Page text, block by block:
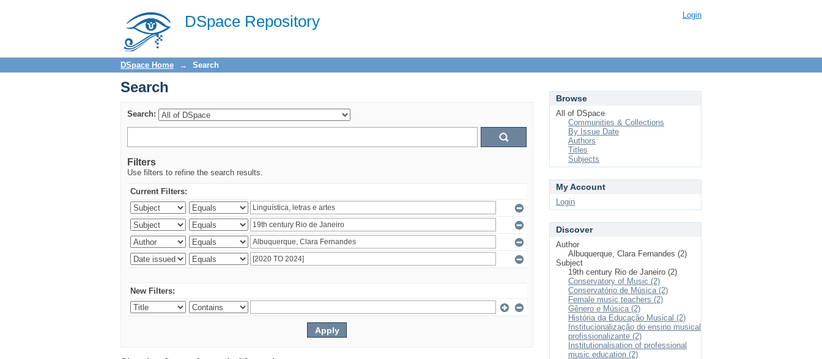
DSpace Repository
Search Login
DSpace Home → Search
Search
Search:
Filters
Use filters to refine the search results.
Current Filters:
New Filters:
Browse
All of DSpace
Communities & Collections
By Issue Date
Authors
Titles
Subjects
My Account
Login
Discover
Author
Albuquerque, Clara Fernandes (2)
Subject
19th century Rio de Janeiro (2)
Conservatory of Music (2)
Conservatório de Música (2)
Female music teachers (2)
Gênero e Música (2)
História da Educação Musical (2)
Institucionalização do ensino musical
profissionalizante (2)
Institutionalisation of professional
music education (2)